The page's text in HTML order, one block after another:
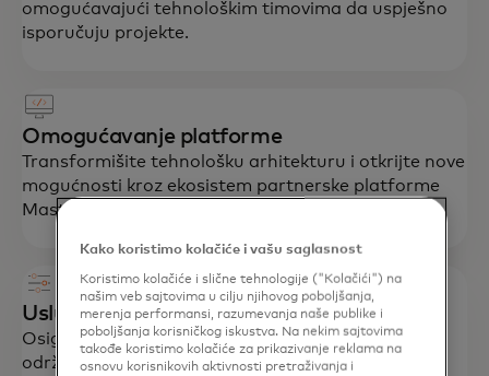
omogućavajući tehnološkim timovima da uspješno
isporučuju projekte.
Omogućavanje platforme
Transformišite tehnološku arhitekturu i otkrijte nove
mogućnosti kroz ekosistem partnerske platforme
Mastercard-a.
Usluge upravljanja
Osigurajte uspješno hostovanje, naplatu,
održavanje i podršku vaše digitalne platforme uz
Kako koristimo kolačiće i vašu saglasnost
Koristimo kolačiće i slične tehnologije ("Kolačići") na
našim veb sajtovima u cilju njihovog poboljšanja,
merenja performansi, razumevanja naše publike i
poboljšanja korisničkog iskustva. Na nekim sajtovima
takođe koristimo kolačiće za prikazivanje reklama na
osnovu korisnikovih aktivnosti pretraživanja i